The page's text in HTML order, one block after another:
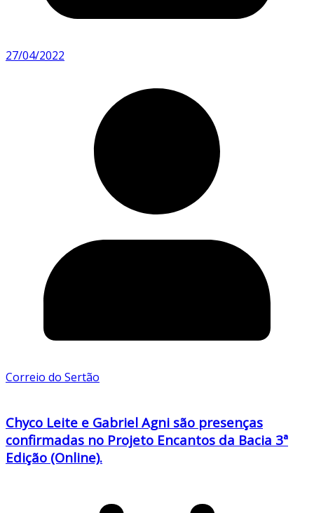
27/04/2022
Correio do Sertão
Chyco Leite e Gabriel Agni são presenças
confirmadas no Projeto Encantos da Bacia 3ª
Edição (Online).